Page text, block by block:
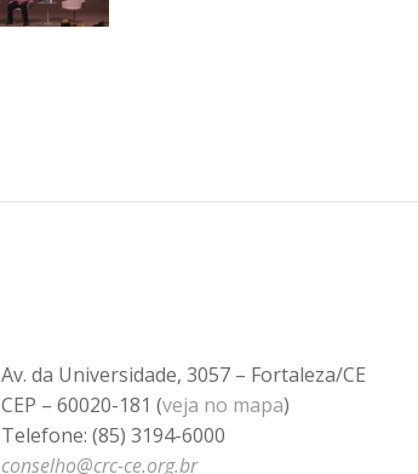
Av. da Universidade, 3057 – Fortaleza/CE
CEP – 60020-181 (veja no mapa)
Telefone: (85) 3194-6000
conselho@crc-ce.org.br